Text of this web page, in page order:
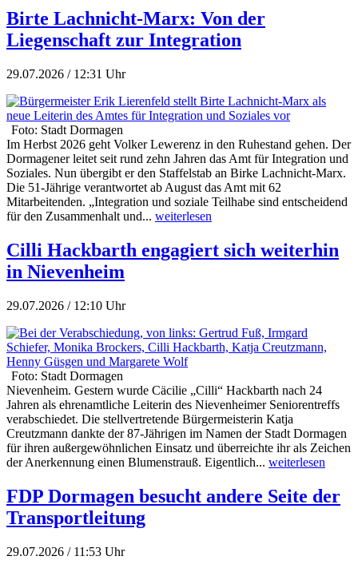
Birte Lachnicht-Marx: Von der
Liegenschaft zur Integration
29.07.2026 / 12:31 Uhr
Foto: Stadt Dormagen
Im Herbst 2026 geht Volker Lewerenz in den Ruhestand gehen. Der
Dormagener leitet seit rund zehn Jahren das Amt für Integration und
Soziales. Nun übergibt er den Staffelstab an Birke Lachnicht-Marx.
Die 51-Jährige verantwortet ab August das Amt mit 62
Mitarbeitenden. „Integration und soziale Teilhabe sind entscheidend
für den Zusammenhalt und... weiterlesen
Cilli Hackbarth engagiert sich weiterhin
in Nievenheim
29.07.2026 / 12:10 Uhr
Foto: Stadt Dormagen
Nievenheim. Gestern wurde Cäcilie „Cilli“ Hackbarth nach 24
Jahren als ehrenamtliche Leiterin des Nievenheimer Seniorentreffs
verabschiedet. Die stellvertretende Bürgermeisterin Katja
Creutzmann dankte der 87-Jährigen im Namen der Stadt Dormagen
für ihren außergewöhnlichen Einsatz und überreichte ihr als Zeichen
der Anerkennung einen Blumenstrauß. Eigentlich... weiterlesen
FDP Dormagen besucht andere Seite der
Transportleitung
29.07.2026 / 11:53 Uhr